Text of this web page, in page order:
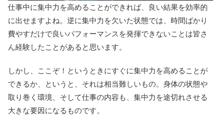
仕事中に集中力を高めることができれば、良い結果を効率的
に出せますよね。逆に集中力を欠いた状態では、時間ばかり
費やすだけで良いパフォーマンスを発揮できないことは皆さ
ん経験したことがあると思います。
しかし、ここぞ！というときにすぐに集中力を高めることが
できるか、というと、それは相当難しいもの。身体の状態や
取り巻く環境、そして仕事の内容も、集中力を途切れさせる
大きな要因になるものです。